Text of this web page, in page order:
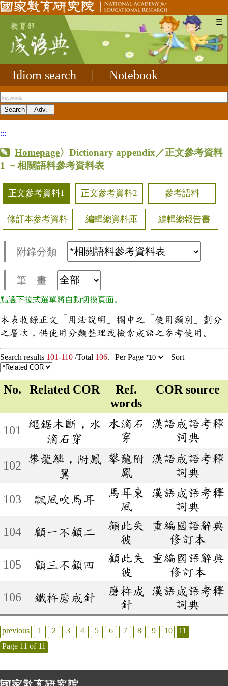
☰
Idiom search Notebook
:::
Homepage〉Dictionary appendix／正文參考資料
1
－相關語料參考資料表
正文參考資料1 正文參考資料2 參考語料
修訂本參考資料 編輯總資料庫 編輯總報告書
附錄分類
筆 畫
點選下拉式選單將自動切換頁面。
本表收錄正文「用法說明」欄中之「使用類別」劃分
之層次，供使用分類整理或檢索成語之參考使用。
Search results 101-110 /Total 106. | Per Page | Sort
No. Related COR
Ref.
words
COR source
101
繩鋸木斷，水
滴石穿
水滴石
穿
漢語成語考釋
詞典
102 攀龍鱗，附鳳
翼
攀龍附
鳳
漢語成語考釋
詞典
103 飄風吹馬耳
馬耳東
風
漢語成語考釋
詞典
104
顧一不顧二
顧此失
彼
重編國語辭典
修訂本
105
顧三不顧四
顧此失
彼
重編國語辭典
修訂本
106
鐵杵磨成針
磨杵成
針
漢語成語考釋
詞典
previous 1 2 3 4 5 6 7 8 9 10
11
Page 11 of 11